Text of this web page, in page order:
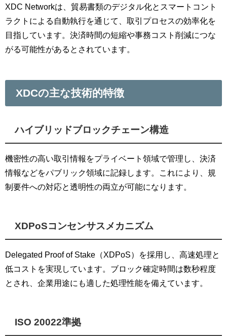
XDC Networkは、貿易書類のデジタル化とスマートコント
ラクトによる自動執行を通じて、取引プロセスの効率化を
目指しています。決済時間の短縮や事務コスト削減につな
がる可能性があるとされています。
XDCの主な技術的特徴
ハイブリッドブロックチェーン構造
機密性の高い取引情報をプライベート領域で管理し、決済
情報などをパブリック領域に記録します。これにより、規
制要件への対応と透明性の両立が可能になります。
XDPoSコンセンサスメカニズム
Delegated Proof of Stake（XDPoS）を採用し、高速処理と
低コストを実現しています。ブロック確定時間は数秒程度
とされ、企業用途にも適した処理性能を備えています。
ISO 20022準拠